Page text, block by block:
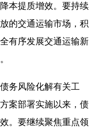
本提质增效。要持续
的交通运输市场，积
有序发展交通运输新
务风险化解有关工
案部署实施以来，债
。要继续聚焦重点领